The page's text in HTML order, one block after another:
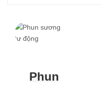
Phun